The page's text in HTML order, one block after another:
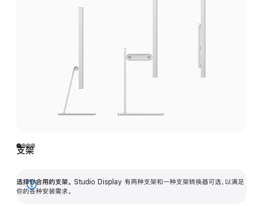
支架
选择你合用的支架。 Studio Display 有两种支架和一种支架转换器可选，以满足
你的各种安装需求。
展